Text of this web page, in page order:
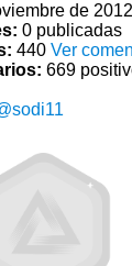
de 2012
0 publicadas
440 Ver
669